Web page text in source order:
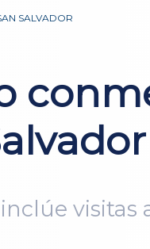
SALVADOR
visitas